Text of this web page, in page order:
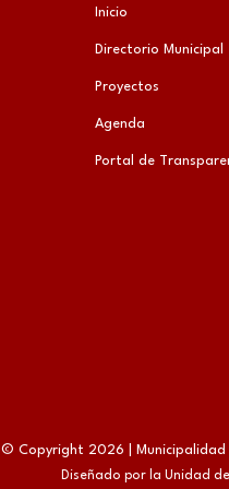
Inicio
Directorio Municipal
Proyectos
Agenda
Portal de
© Copyright 2026 | Municipalidad
Diseñado por la Unidad